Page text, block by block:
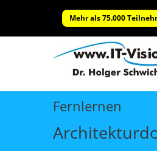
Mehr als 75.000
Fernlernen